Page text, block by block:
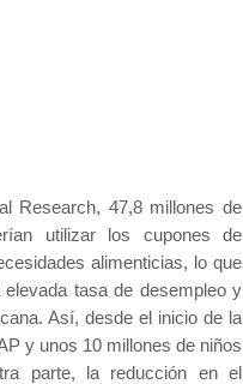
Research, 47,8 millones de
utilizar los cupones de
alimenticias, lo que
tasa de desempleo y
Así, desde el inicio de la
y unos 10 millones de niños
parte, la reducción en el